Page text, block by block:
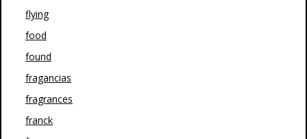
flying
food
found
fragancias
fragrances
franck